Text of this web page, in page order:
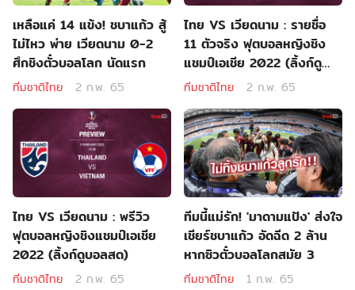
เหลือแค่ 14 แข้ง! ชบาแก้ว สู้
ไม่ไหว พ่าย เวียดนาม 0-2
ศึกชิงตั๋วบอลโลก นัดแรก
ทีมชาติไทย 2 ก.พ. 65
ไทย VS เวียดนาม : รายชื่อ
11 ตัวจริง ฟุตบอลหญิงชิง
แชมป์เอเชีย 2022 (ลิ้งก์ดู
บอลสด)
ทีมชาติไทย 2 ก.พ. 65
ไทย VS เวียดนาม : พรีวิว
ฟุตบอลหญิงชิงแชมป์เอเชีย
2022 (ลิ้งก์ดูบอลสด)
ทีมชาติไทย 2 ก.พ. 65
ทีมนี้แม่รัก! 'มาดามแป้ง' ส่งใจ
เชียร์ชบาแก้ว อัดฉีด 2 ล้าน
หากซิวตั๋วบอลโลกสมัย 3
ทีมชาติไทย 1 ก.พ. 65